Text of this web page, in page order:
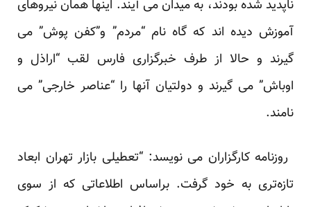
ناپدید شده بودند، به میدان می آیند. اینها همان نیروهای
آموزش دیده اند که گاه نام “مردم” و”کفن پوش” می
‏گیرند و حالا از طرف خبرگزاری فارس لقب “اراذل و
اوباش” می گیرند و دولتیان آنها را “عناصر خارجی” می
‏نامند.‏
‏ روزنامه کارگزاران می نویسد: “تعطیلی بازار تهران ابعاد
تازه‌تری به خود گرفت. براساس اطلاعاتی که از سوی